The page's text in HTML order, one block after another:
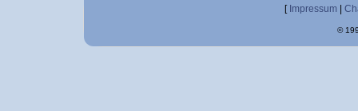
[ Impressum
©